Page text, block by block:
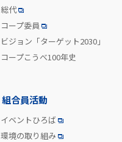
総代
コープ委員
ビジョン「ターゲット2030」
コープこうべ100年史
組合員活動
イベントひろば
環境の取り組み